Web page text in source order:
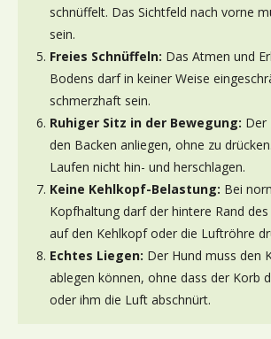
schnüffelt. Das Sichtfeld nach vorne
sein.
Freies Schnüffeln: Das Atmen und
Bodens darf in keiner Weise
schmerzhaft sein.
Ruhiger Sitz in der Bewegung: Der
den Backen anliegen, ohne zu
Laufen nicht hin- und herschlagen.
Keine Kehlkopf-Belastung: Bei
Kopfhaltung darf der hintere Rand
auf den Kehlkopf oder die Luftröhre
Echtes Liegen: Der Hund muss den
ablegen können, ohne dass der Korb
oder ihm die Luft abschnürt.